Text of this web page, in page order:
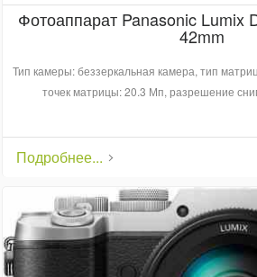
Фотоаппарат Panasonic Lumix
42mm
Тип камеры: беззеркальная камера, тип
точек матрицы: 20.3 Мп, разрешение
Подробнее...